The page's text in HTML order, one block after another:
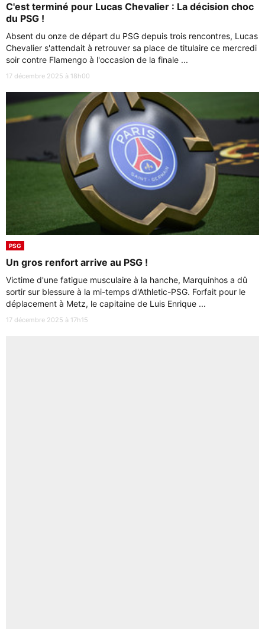
C'est terminé pour Lucas Chevalier : La décision choc
du PSG !
Absent du onze de départ du PSG depuis trois rencontres, Lucas
Chevalier s'attendait à retrouver sa place de titulaire ce mercredi
soir contre Flamengo à l'occasion de la finale ...
17 décembre 2025 à 18h00
PSG
Un gros renfort arrive au PSG !
Victime d'une fatigue musculaire à la hanche, Marquinhos a dû
sortir sur blessure à la mi-temps d'Athletic-PSG. Forfait pour le
déplacement à Metz, le capitaine de Luis Enrique ...
17 décembre 2025 à 17h15